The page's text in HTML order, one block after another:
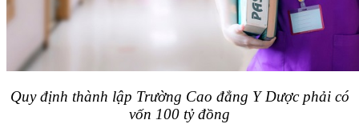
Quy định thành lập Trường Cao đẳng Y Dược phải có
vốn 100 tỷ đồng